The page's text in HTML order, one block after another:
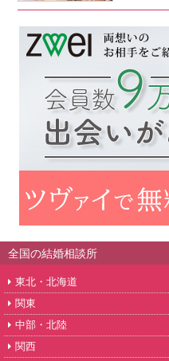
全国の結婚相談所
東北・北海道
関東
中部・北陸
関西